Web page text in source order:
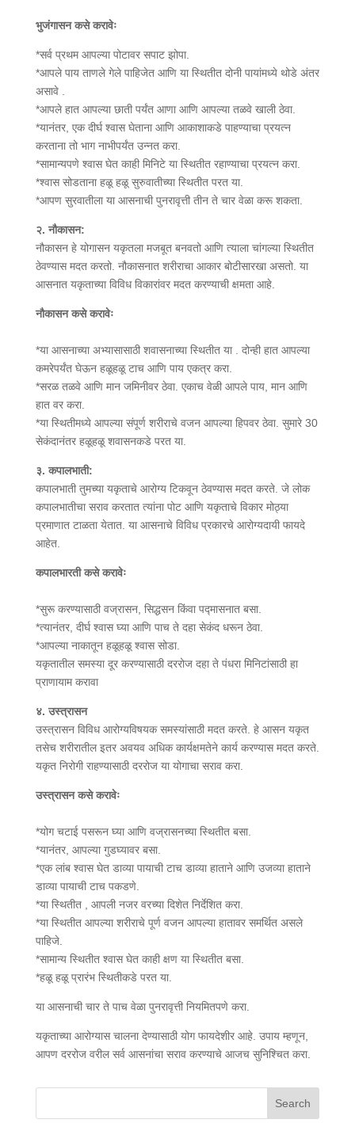
भुजंगासन कसे करावेः
*सर्व प्रथम आपल्या पोटावर सपाट झोपा.
*आपले पाय ताणले गेले पाहिजेत आणि या स्थितीत दोनी पायांमध्ये थोडे अंतर
असावे .
*आपले हात आपल्या छाती पर्यंत आणा आणि आपल्या तळवे खाली ठेवा.
*यानंतर, एक दीर्घ श्वास घेताना आणि आकाशाकडे पाहण्याचा प्रयत्न
करताना तो भाग नाभीपर्यंत उन्नत करा.
*सामान्यपणे श्वास घेत काही मिनिटे या स्थितीत रहाण्याचा प्रयत्न करा.
*श्वास सोडताना हळू हळू सुरुवातीच्या स्थितीत परत या.
*आपण सुरवातीला या आसनाची पुनरावृत्ती तीन ते चार वेळा करू शकता.
२. नौकासन:
नौकासन हे योगासन यकृतला मजबूत बनवतो आणि त्याला चांगल्या स्थितीत
ठेवण्यास मदत करतो. नौकासनात शरीराचा आकार बोटीसारखा असतो. या
आसनात यकृताच्या विविध विकारांवर मदत करण्याची क्षमता आहे.
नौकासन कसे करावेः
*या आसनाच्या अभ्यासासाठी शवासनाच्या स्थितीत या . दोन्ही हात आपल्या
कमरेपर्यंत घेऊन हळूहळू टाच आणि पाय एकत्र करा.
*सरळ तळवे आणि मान जमिनीवर ठेवा. एकाच वेळी आपले पाय, मान आणि
हात वर करा.
*या स्थितीमध्ये आपल्या संपूर्ण शरीराचे वजन आपल्या हिपवर ठेवा. सुमारे 30
सेकंदानंतर हळूहळू शवासनकडे परत या.
३. कपालभाती:
कपालभाती तुमच्या यकृताचे आरोग्य टिकवून ठेवण्यास मदत करते. जे लोक
कपालभातीचा सराव करतात त्यांना पोट आणि यकृताचे विकार मोठ्या
प्रमाणात टाळता येतात. या आसनाचे विविध प्रकारचे आरोग्यदायी फायदे
आहेत.
कपालभारती कसे करावेः
*सुरू करण्यासाठी वज्रासन, सिद्धसन किंवा पद्मासनात बसा.
*त्यानंतर, दीर्घ श्वास घ्या आणि पाच ते दहा सेकंद धरून ठेवा.
*आपल्या नाकातून हळूहळू श्वास सोडा.
यकृतातील समस्या दूर करण्यासाठी दररोज दहा ते पंधरा मिनिटांसाठी हा
प्राणायाम करावा
४. उस्त्रासन
उस्त्रासन विविध आरोग्यविषयक समस्यांसाठी मदत करते. हे आसन यकृत
तसेच शरीरातील इतर अवयव अधिक कार्यक्षमतेने कार्य करण्यास मदत करते.
यकृत निरोगी राहण्यासाठी दररोज या योगाचा सराव करा.
उस्त्रासन कसे करावेः
*योग चटाई पसरून घ्या आणि वज्रासनच्या स्थितीत बसा.
*यानंतर, आपल्या गुडघ्यावर बसा.
*एक लांब श्वास घेत डाव्या पायाची टाच डाव्या हाताने आणि उजव्या हाताने
डाव्या पायाची टाच पकडणे.
*या स्थितीत , आपली नजर वरच्या दिशेत निर्देशित करा.
*या स्थितीत आपल्या शरीराचे पूर्ण वजन आपल्या हातावर समर्थित असले
पाहिजे.
*सामान्य स्थितीत श्वास घेत काही क्षण या स्थितीत बसा.
*हळू हळू प्रारंभ स्थितीकडे परत या.
या आसनाची चार ते पाच वेळा पुनरावृत्ती नियमितपणे करा.
यकृताच्या आरोग्यास चालना देण्यासाठी योग फायदेशीर आहे. उपाय म्हणून,
आपण दररोज वरील सर्व आसनांचा सराव करण्याचे आजच सुनिश्चित करा.